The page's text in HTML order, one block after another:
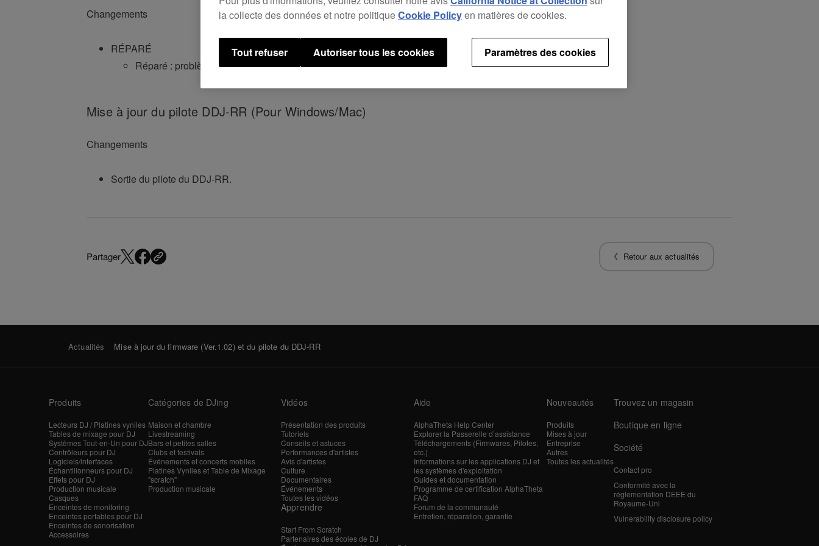
Changements
RÉPARÉ
Réparé : problème de LONGUEUR DE BACKSPIN qui ne fonctionnait pas comme prévu.
Mise à jour du pilote DDJ-RR (Pour Windows/Mac)
Changements
Sortie du pilote du DDJ-RR.
Partager Retour aux actualités
Actualités Mise à jour du firmware (Ver.1.02) et du pilote du DDJ-RR
Produits
Lecteurs DJ / Platines vyniles
Tables de mixage pour DJ
Systèmes Tout-en-Un pour DJ
Contrôleurs pour DJ
Logiciels/interfaces
Échantillonneurs pour DJ
Effets pour DJ
Production musicale
Casques
Enceintes de monitoring
Enceintes portables pour DJ
Enceintes de sonorisation
Accessoires
Catégories de DJing
Maison et chambre
Livestreaming
Bars et petites salles
Clubs et festivals
Événements et concerts mobiles
Platines Vyniles et Table de Mixage
"scratch"
Production musicale
Vidéos
Présentation des produits
Tutoriels
Conseils et astuces
Performances d'artistes
Avis d'artistes
Culture
Documentaires
Événements
Toutes les vidéos
Apprendre
Start From Scratch
Partenaires des écoles de DJ
Aide
AlphaTheta Help Center
Explorer la Passerelle d’assistance
Téléchargements (Firmwares, Pilotes,
etc.)
Informations sur les applications DJ et
les systèmes d'exploitation
Guides et documentation
Programme de certification AlphaTheta
FAQ
Forum de la communauté
Entretien, réparation, garantie
Nouveautés
Produits
Mises à jour
Entreprise
Autres
Toutes les actualités
Trouvez un magasin
Boutique en ligne
Société
Contact pro
Conformité avec la
réglementation DEEE du
Royaume-Uni
Vulnerability disclosure policy
la collecte des données et notre politiqueCookie Policyen matières de cookies.
Paramètres des cookies
Tout refuser Autoriser tous les cookies